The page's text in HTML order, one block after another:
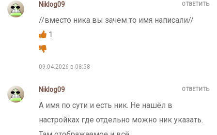
Niklog09
//вместо ника вы зачем то имя написали//
1
09.04.2026 в 08:58
ОТВЕТИТЬ
Niklog09
А имя по сути и есть ник. Не нашёл в
настройках где отдельно можно ник указать.
ОТВЕТИТЬ